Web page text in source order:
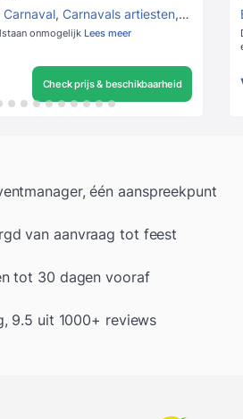
Carnaval, Carnavals artiesten,
onmogelijk Lees meer
Check prijs & beschikbaarheid
één aanspreekpunt
van aanvraag tot feest
tot 30 dagen vooraf
9.5 uit 1000+ reviews